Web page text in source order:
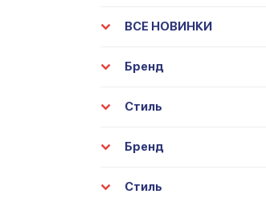
ВСЕ НОВИНКИ
Бренд
Стиль
Бренд
Стиль